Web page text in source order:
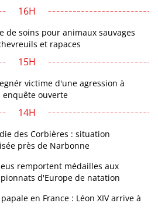
16H
de soins pour animaux sauvages
et rapaces
15H
victime d'une agression à
enquête ouverte
14H
des Corbières : situation
près de Narbonne
remportent médailles aux
d'Europe de natation
en France : Léon XIV arrive à